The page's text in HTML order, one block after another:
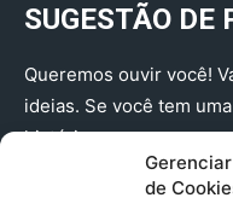
de
SUGESTÃO DE
Queremos ouvir você!
ideias. Se você tem
história que merece
(91) 98224 - 3111